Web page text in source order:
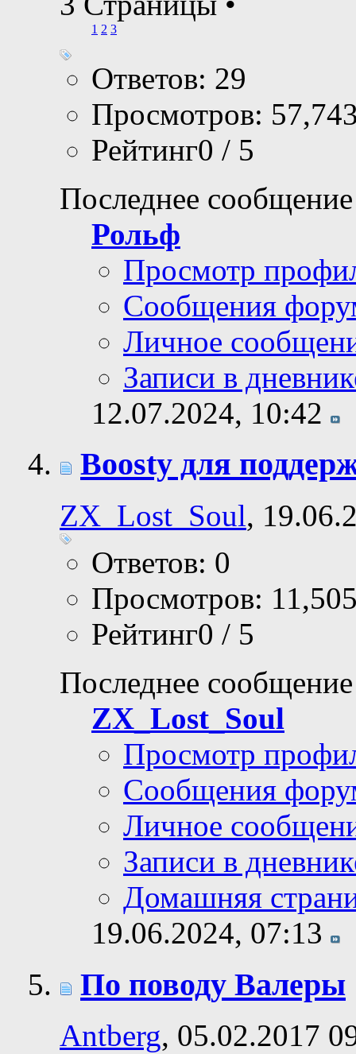
1 2 3
Ответов: 29
Просмотров:
Рейтинг0 / 5
Последнее
Рольф
Просмотр
Сообщения
Личное
Записи в
12.07.2024, 10:42
Boosty для
ZX_Lost_Soul,
Ответов: 0
Просмотров:
Рейтинг0 / 5
Последнее
ZX_Lost_Soul
Просмотр
Сообщения
Личное
Записи в
Домашняя
19.06.2024, 07:13
По поводу Валеры
Antberg, 05.02.2017